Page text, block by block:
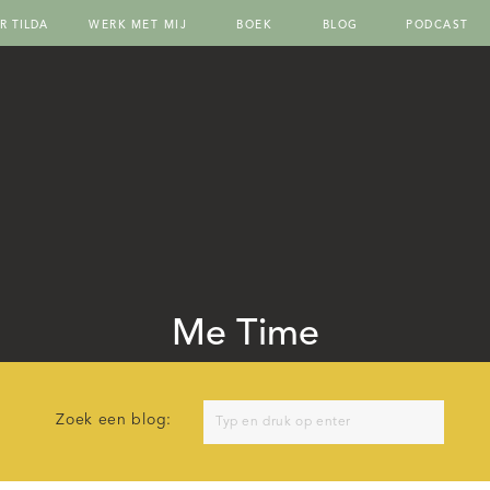
TILDA BOEK
WERK MET MIJ BLOG PODCAST
Me Time
Zoek een blog:
Search
for: